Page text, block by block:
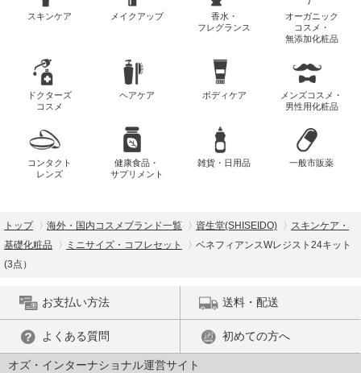
スキンケア メイクアップ
香水・
フレグランス
オーガニック
コスメ・
無添加化粧品
ドクターズ
コスメ
ヘアケア ボディケア
メンズコスメ・
男性用化粧品
コンタクト
レンズ
健康食品・
サプリメント
雑貨・日用品 一般市販薬
トップ 海外・国内コスメブランド一覧 資生堂(SHISEIDO)
スキンケア・
基礎化粧品
ミニサイズ・コフレセット
ベネフィアンスWレジスト24キット
(3点）
お支払い方法 送料・配送
よくある質問 初めての方へ
オズ・インターナショナル運営サイト